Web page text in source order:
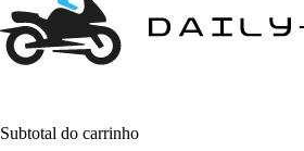
Subtotal do carrinho